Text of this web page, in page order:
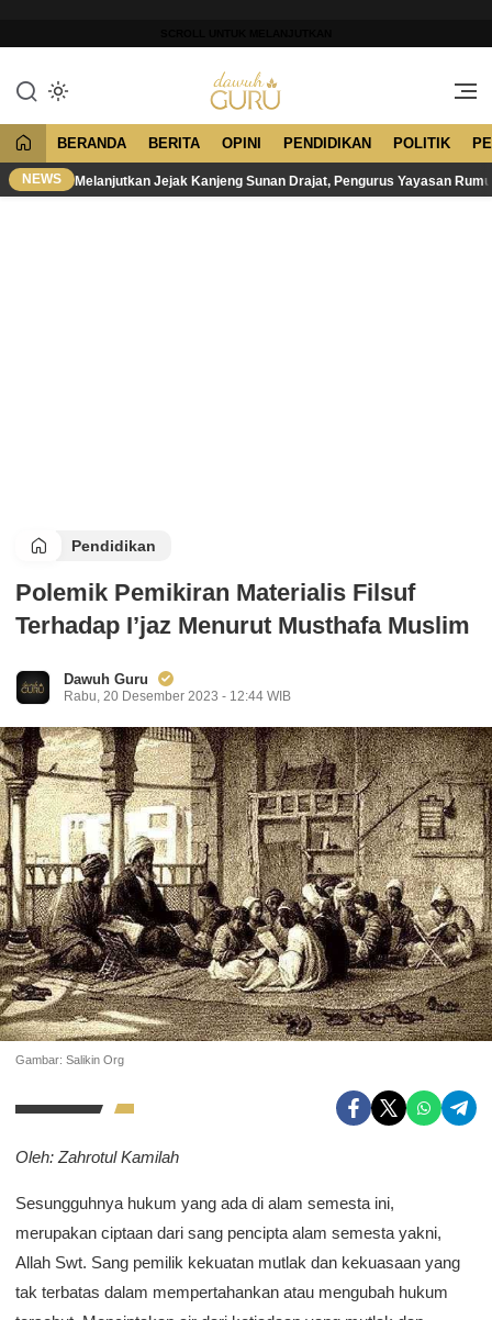
konten
Dawuh Guru
Merawat Tradisi, Membangun
BERANDA BERITA OPINI PENDIDIKAN POLITIK
NEWS Melanjutkan Jejak Kanjeng Sunan Drajat, Pengurus Yayasan
Pendidikan
Polemik Pemikiran Materialis Filsuf
Terhadap I’jaz Menurut Musthafa Muslim
Dawuh Guru
Rabu, 20 Desember 2023 - 12:44 WIB
Gambar: Salikin Org
Oleh: Zahrotul Kamilah
Sesungguhnya hukum yang ada di alam semesta ini,
merupakan ciptaan dari sang pencipta alam semesta yakni,
Allah Swt. Sang pemilik kekuatan mutlak dan kekuasaan yang
tak terbatas dalam mempertahankan atau mengubah hukum